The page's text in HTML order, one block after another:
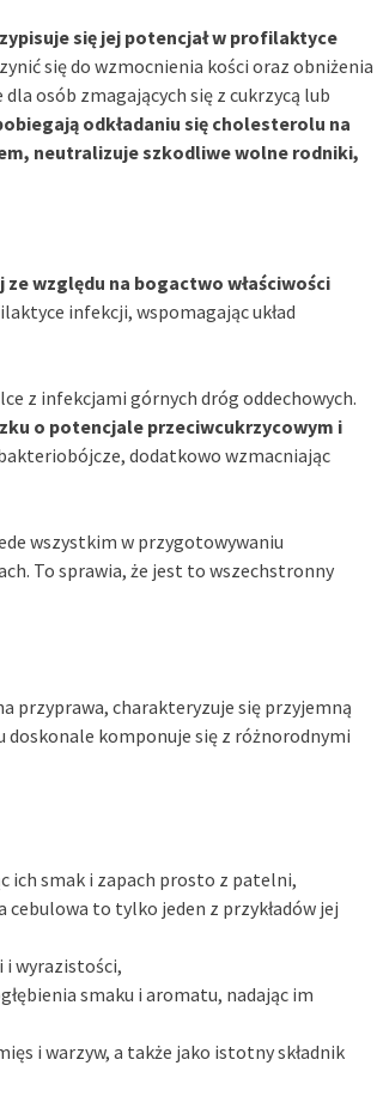
się jej potencjał w profilaktyce
się do wzmocnienia kości oraz obniżenia
osób zmagających się z cukrzycą lub
odkładaniu się cholesterolu na
neutralizuje szkodliwe wolne rodniki,
względu na bogactwo właściwości
infekcji, wspomagając układ
z infekcjami górnych dróg oddechowych.
o potencjale przeciwcukrzycowym i
dodatkowo wzmacniając
wszystkim w przygotowywaniu
To sprawia, że jest to wszechstronny
przyprawa, charakteryzuje się przyjemną
komponuje się z różnorodnymi
ich smak i zapach prosto z patelni,
cebulowa to tylko jeden z przykładów jej
i wyrazistości,
smaku i aromatu, nadając im
i warzyw, a także jako istotny składnik